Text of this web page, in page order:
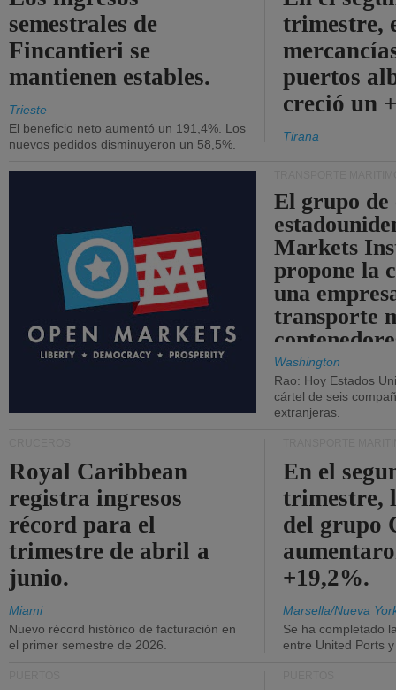
semestrales de
Fincantieri se
mantienen estables.
Trieste
El beneficio neto aumentó un 191,4%. Los
nuevos pedidos disminuyeron un 58,5%.
trimestre,
puertos
creció un
Tirana
El grupo de
Markets
propone la
una
transporte
Washington
Rao: Hoy Estados
cártel de seis
extranjeras.
Royal Caribbean
registra ingresos
récord para el
trimestre de abril a
junio.
Miami
Nuevo récord histórico de facturación en
el primer semestre de 2026.
En el
trimestre,
del grupo
+19,2%.
Marsella/Nueva
Se ha completado
entre United Ports